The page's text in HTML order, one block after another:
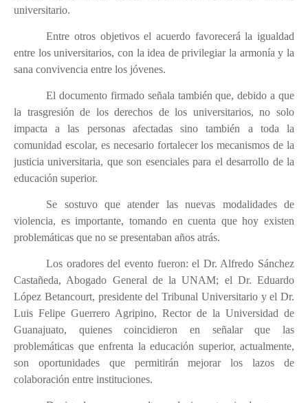
universitario.
Entre otros objetivos el acuerdo favorecerá la igualdad
entre los universitarios, con la idea de privilegiar la armonía y la
sana convivencia entre los jóvenes.
El documento firmado señala también que, debido a que
la trasgresión de los derechos de los universitarios, no solo
impacta a las personas afectadas sino también a toda la
comunidad escolar, es necesario fortalecer los mecanismos de la
justicia universitaria, que son esenciales para el desarrollo de la
educación superior.
Se sostuvo que atender las nuevas modalidades de
violencia, es importante, tomando en cuenta que hoy existen
problemáticas que no se presentaban años atrás.
Los oradores del evento fueron: el Dr. Alfredo Sánchez
Castañeda, Abogado General de la UNAM; el Dr. Eduardo
López Betancourt, presidente del Tribunal Universitario y el Dr.
Luis Felipe Guerrero Agripino, Rector de la Universidad de
Guanajuato, quienes coincidieron en señalar que las
problemáticas que enfrenta la educación superior, actualmente,
son oportunidades que permitirán mejorar los lazos de
colaboración entre instituciones.